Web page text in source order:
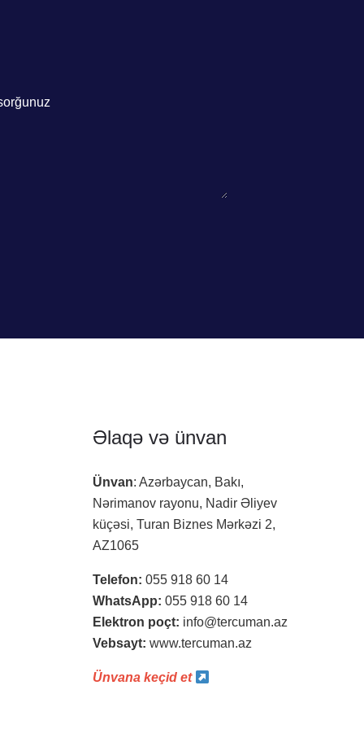
Əlaqə və ünvan
Ünvan: Azərbaycan, Bakı,
Nərimanov rayonu, Nadir Əliyev
küçəsi, Turan Biznes Mərkəzi 2,
AZ1065
Telefon: 055 918 60 14
WhatsApp: 055 918 60 14
Elektron poçt: info@tercuman.az
Vebsayt: www.tercuman.az
Ünvana keçid et